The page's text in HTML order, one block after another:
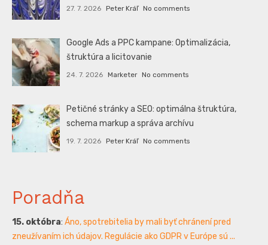
27. 7. 2026 Peter Kráľ No comments
Google Ads a PPC kampane: Optimalizácia,
štruktúra a licitovanie
24. 7. 2026 Marketer No comments
Petičné stránky a SEO: optimálna štruktúra,
schema markup a správa archívu
19. 7. 2026 Peter Kráľ No comments
Poradňa
15. októbra: Áno, spotrebitelia by mali byť chránení pred
zneužívaním ich údajov. Regulácie ako GDPR v Európe sú ...